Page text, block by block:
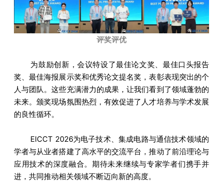
评奖评优
为鼓励创新，会议特设了最佳论文奖、最佳口头报告
奖、最佳海报展示奖和优秀论文提名奖，表彰表现突出的个
人与团队。这些充满潜力的成果，让我们看到了领域蓬勃的
未来。颁奖现场氛围热烈，有效促进了人才培养与学术发展
的良性循环。
EICCT 2026为电子技术、集成电路与通信技术领域的
学者与从业者搭建了高水平的交流平台，推动了前沿理论与
应用技术的深度融合。期待未来继续与专家学者们携手并
进，共同推动相关领域不断迈向新的高度。